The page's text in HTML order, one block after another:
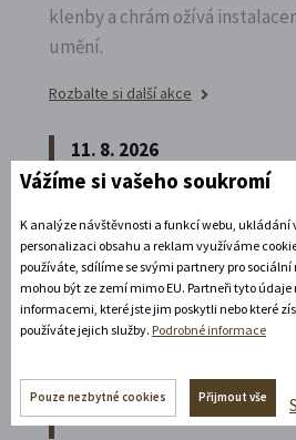
klenby a chrám ožívá
umění.
Rozbalte si další akce
11. 8. 2026
19:30 - 22:00
Bílá paní na vdávání
Zábavné představení plné
zámecké open-air scéně v
Rozbalte si další akce
14. 8. 2026
Vážíme si vašeho soukromí
K analýze návštěvnosti a funkcí webu, ukládání
personalizaci obsahu a reklam využíváme
používáte, sdílíme se svými partnery pro
mohou být ze zemí mimo EU. Partneři tyto
informacemi, které jste jim poskytli nebo které
používáte jejich služby. Podrobné informace
Pouze nezbytné cookies Přijmout vše